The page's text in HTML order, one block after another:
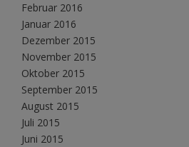
Februar 2016
Januar 2016
Dezember 2015
November 2015
Oktober 2015
September 2015
August 2015
Juli 2015
Juni 2015